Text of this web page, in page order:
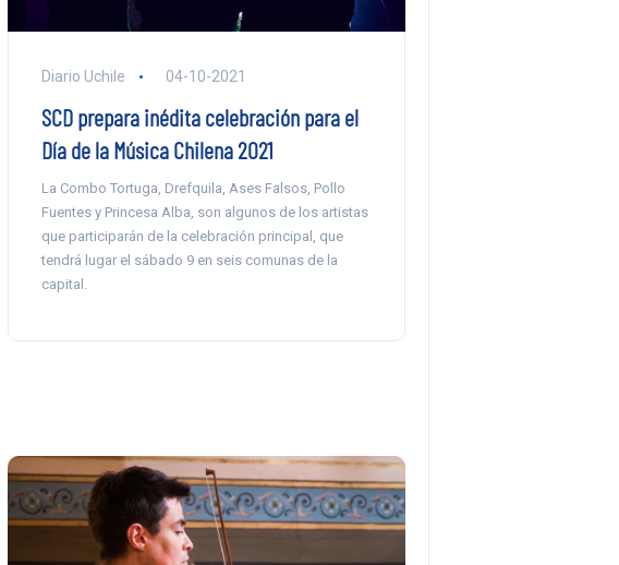
Diario Uchile 04-10-2021
SCD prepara inédita celebración para el
Día de la Música Chilena 2021
La Combo Tortuga, Drefquila, Ases Falsos, Pollo
Fuentes y Princesa Alba, son algunos de los artistas
que participarán de la celebración principal, que
tendrá lugar el sábado 9 en seis comunas de la
capital.